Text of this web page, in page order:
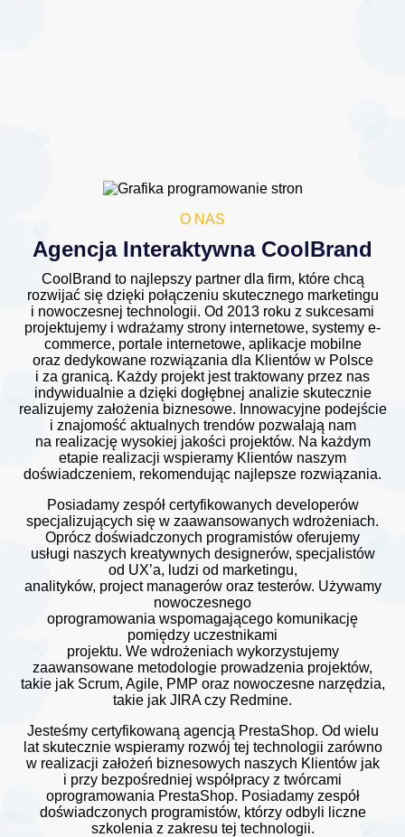
O NAS
Agencja Interaktywna CoolBrand
CoolBrand to najlepszy partner dla firm, które chcą
rozwijać się dzięki połączeniu skutecznego marketingu
i nowoczesnej technologii. Od 2013 roku z sukcesami
projektujemy i wdrażamy strony internetowe, systemy e-
commerce, portale internetowe, aplikacje mobilne
oraz dedykowane rozwiązania dla Klientów w Polsce
i za granicą. Każdy projekt jest traktowany przez nas
indywidualnie a dzięki dogłębnej analizie skutecznie
realizujemy założenia biznesowe. Innowacyjne podejście
i znajomość aktualnych trendów pozwalają nam
na realizację wysokiej jakości projektów. Na każdym
etapie realizacji wspieramy Klientów naszym
doświadczeniem, rekomendując najlepsze rozwiązania.
Posiadamy zespół certyfikowanych developerów
specjalizujących się w zaawansowanych wdrożeniach.
Oprócz doświadczonych programistów oferujemy
usługi naszych kreatywnych designerów, specjalistów
od UX’a, ludzi od marketingu,
analityków, project managerów oraz testerów. Używamy
nowoczesnego
oprogramowania wspomagającego komunikację
pomiędzy uczestnikami
projektu. We wdrożeniach wykorzystujemy
zaawansowane metodologie prowadzenia projektów,
takie jak Scrum, Agile, PMP oraz nowoczesne narzędzia,
takie jak JIRA czy Redmine.
Jesteśmy certyfikowaną agencją PrestaShop. Od wielu
lat skutecznie wspieramy rozwój tej technologii zarówno
w realizacji założeń biznesowych naszych Klientów jak
i przy bezpośredniej współpracy z twórcami
oprogramowania PrestaShop. Posiadamy zespół
doświadczonych programistów, którzy odbyli liczne
szkolenia z zakresu tej technologii.